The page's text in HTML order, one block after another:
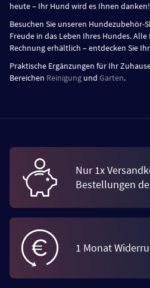
heute – Ihr Hund wird es Ihnen danken!
Besuchen Sie unseren Hundezubehör-
Freude in das Leben Ihres Hundes.
Rechnung erhältlich – entdecken Sie
Praktische Ergänzungen für Ihr
Bereichen Reinigung und Garten.
Nur 1x
Bestellungen
1 Monat